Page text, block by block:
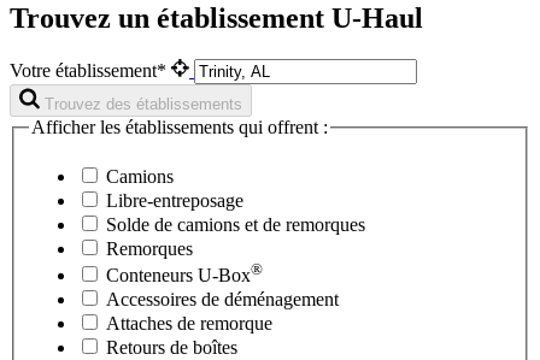
Trouvez un établissement U-Haul
Votre établissement*
Trouvez des établissements
Afficher les établissements qui offrent :
Camions
Libre-entreposage
Solde de camions et de remorques
Remorques
Conteneurs U-Box®
Accessoires de déménagement
Attaches de remorque
Retours de boîtes